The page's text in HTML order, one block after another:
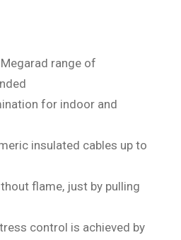
Megarad range of
for indoor and
insulated cables up to
flame, just by pulling
control is achieved by